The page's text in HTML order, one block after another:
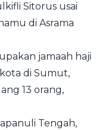
Sitorus usai
di Asrama
jamaah haji
di Sumut,
13 orang,
Tengah,